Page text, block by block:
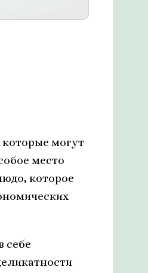
могут
место
которое
себе